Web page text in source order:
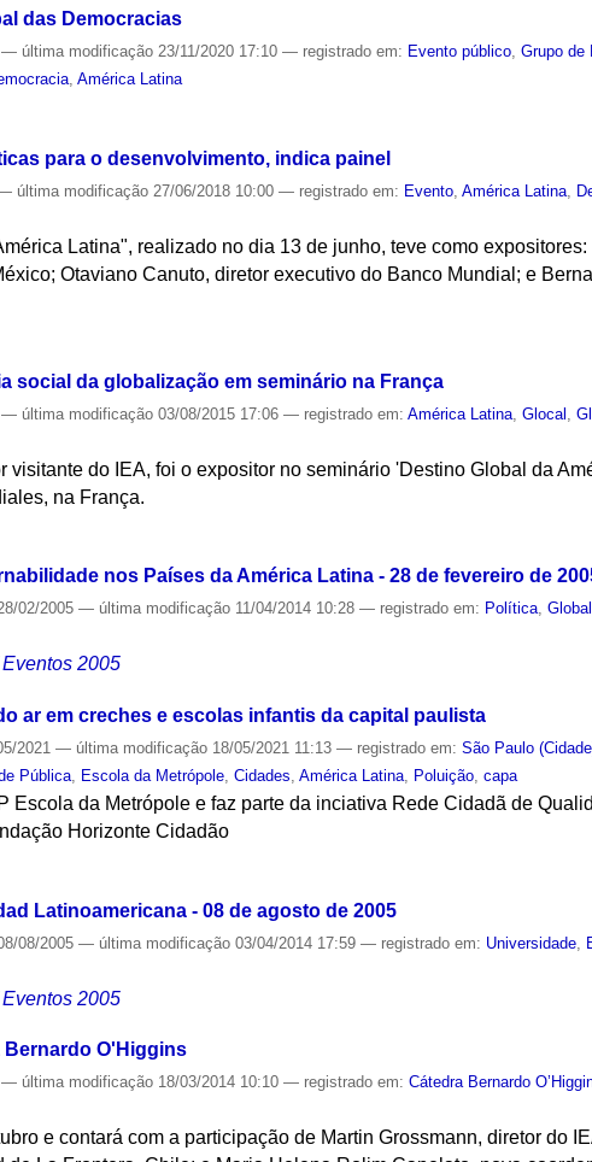
das Democracias
— última modificação 23/11/2020 17:10— registrado em: Evento público,Grupo de
,América Latina
para o desenvolvimento, indica painel
última modificação 27/06/2018 10:00— registrado em: Evento ,América Latina
Latina", realizado no dia 13 de junho, teve como expositores:
Otaviano Canuto, diretor executivo do Banco Mundial; e
social da globalização em seminário na França
— última modificação 03/08/2015 17:06— registrado em:América Latina ,Glocal ,
visitante do IEA, foi o expositor no seminário 'Destino Global da
na França.
nos Países da América Latina - 28 de fevereiro de
02/2005— última modificação 11/04/2014 10:28— registrado em: Política,
Eventos 2005
ar em creches e escolas infantis da capital paulista
2021— última modificação 18/05/2021 11:13— registrado em:São Paulo
Pública Escola da Metrópole ,Cidades ,América Latina Poluição ,capa
Escola da Metrópole e faz parte da inciativa Rede Cidadã de
Horizonte Cidadão
Latinoamericana - 08 de agosto de 2005
08/2005— última modificação 03/04/2014 17:59— registrado em: Universidade
Eventos 2005
Bernardo O'Higgins
— última modificação 18/03/2014 10:10— registrado em:Cátedra Bernardo
e contará com a participação de Martin Grossmann, diretor do